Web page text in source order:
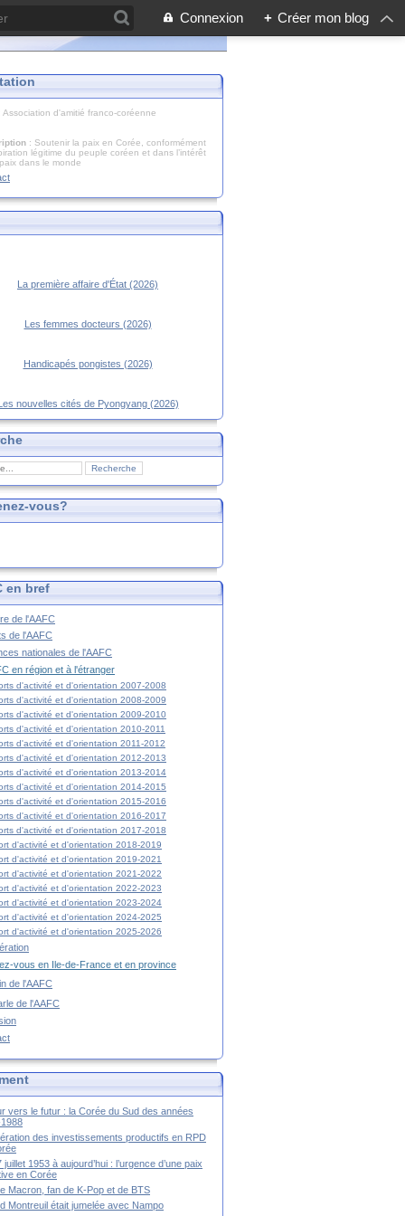
Connexion + Créer mon blog
: Association d'amitié franco-coréenne
: Soutenir la paix en Corée, conformément
légitime du peuple coréen et dans l’intérêt
dans le monde
La première affaire d'État (2026)
Les femmes docteurs (2026)
Handicapés pongistes (2026)
nouvelles cités de Pyongyang (2026)
vous?
en bref
de l'AAFC
de l'AAFC
nationales de l'AAFC
en région et à l'étranger
d'activité et d'orientation 2007-2008
d'activité et d'orientation 2008-2009
d'activité et d'orientation 2009-2010
d'activité et d'orientation 2010-2011
d'activité et d'orientation 2011-2012
d'activité et d'orientation 2012-2013
d'activité et d'orientation 2013-2014
d'activité et d'orientation 2014-2015
d'activité et d'orientation 2015-2016
d'activité et d'orientation 2016-2017
d'activité et d'orientation 2017-2018
d'activité et d'orientation 2018-2019
d'activité et d'orientation 2019-2021
d'activité et d'orientation 2021-2022
d'activité et d'orientation 2022-2023
d'activité et d'orientation 2023-2024
d'activité et d'orientation 2024-2025
d'activité et d'orientation 2025-2026
vous en Ile-de-France et en province
de l'AAFC
de l'AAFC
vers le futur : la Corée du Sud des années
des investissements productifs en RPD
juillet 1953 à aujourd’hui : l’urgence d’une paix
en Corée
Macron, fan de K-Pop et de BTS
Montreuil était jumelée avec Nampo